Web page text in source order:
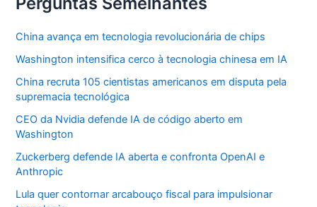
China avança em tecnologia revolucionária de chips
Washington intensifica cerco à tecnologia chinesa em IA
China recruta 105 cientistas americanos em disputa pela
supremacia tecnológica
CEO da Nvidia defende IA de código aberto em
Washington
Zuckerberg defende IA aberta e confronta OpenAI e
Anthropic
Lula quer contornar arcabouço fiscal para impulsionar